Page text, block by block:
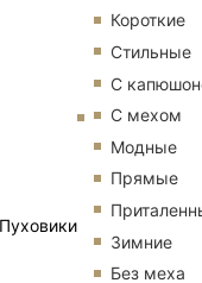
Пуховики
Короткие
Стильные
С
С мехом
Модные
Прямые
Зимние
Без меха